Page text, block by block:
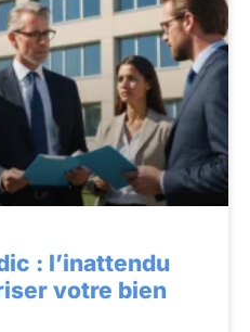
: l’inattendu
votre bien